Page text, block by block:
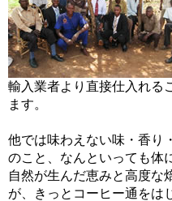
輸入業者より直接仕入れる
ます。
他では味わえない味・香り
のこと、なんといっても体
自然が生んだ恵みと高度な
が、きっとコーヒー通をは